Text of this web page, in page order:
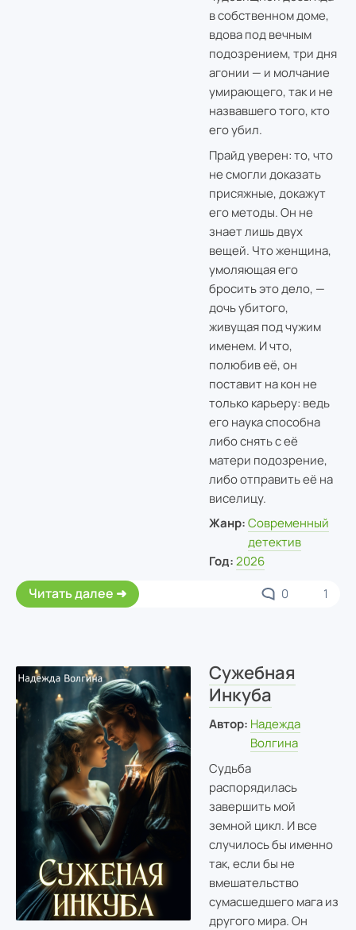
в собственном доме,
вдова под вечным
подозрением, три дня
агонии — и молчание
умирающего, так и не
назвавшего того, кто
его убил.
Прайд уверен: то, что
не смогли доказать
присяжные, докажут
его методы. Он не
знает лишь двух
вещей. Что женщина,
умоляющая его
бросить это дело, —
дочь убитого,
живущая под чужим
именем. И что,
полюбив её, он
поставит на кон не
только карьеру: ведь
его наука способна
либо снять с её
матери подозрение,
либо отправить её на
виселицу.
Жанр: Современный
детектив
Год: 2026
Читать далее 0 1
Сужебная
Инкуба
Автор: Надежда
Волгина
Судьба
распорядилась
завершить мой
земной цикл. И все
случилось бы именно
так, если бы не
вмешательство
сумасшедшего мага из
другого мира. Он